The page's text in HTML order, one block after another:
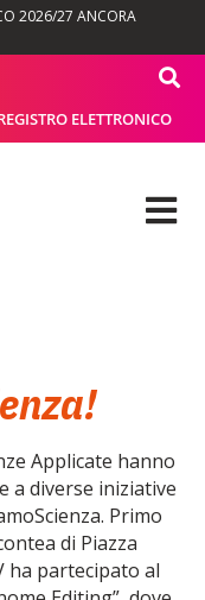
2026/27 ANCORA
ELETTRONICO
Applicate hanno
a diverse iniziative
Primo
di Piazza
ha partecipato al